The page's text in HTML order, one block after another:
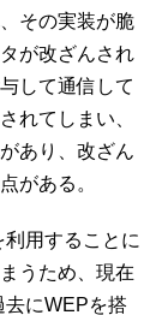
その実装が脆
が改ざんされ
して通信して
れてしまい、
あり、改ざん
がある。
用することに
うため、現在
にWEPを搭